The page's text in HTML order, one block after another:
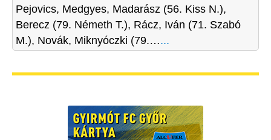
Pejovics, Medgyes, Madarász (56. Kiss N.),
Berecz (79. Németh T.), Rácz, Iván (71. Szabó
M.), Novák, Miknyóczki (79.…...